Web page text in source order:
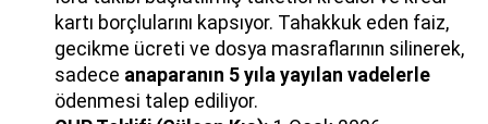
kartı borçlularını kapsıyor. Tahakkuk eden faiz,
gecikme ücreti ve dosya masraflarının silinerek,
sadece anaparanın 5 yıla yayılan vadelerle
ödenmesi talep ediliyor.